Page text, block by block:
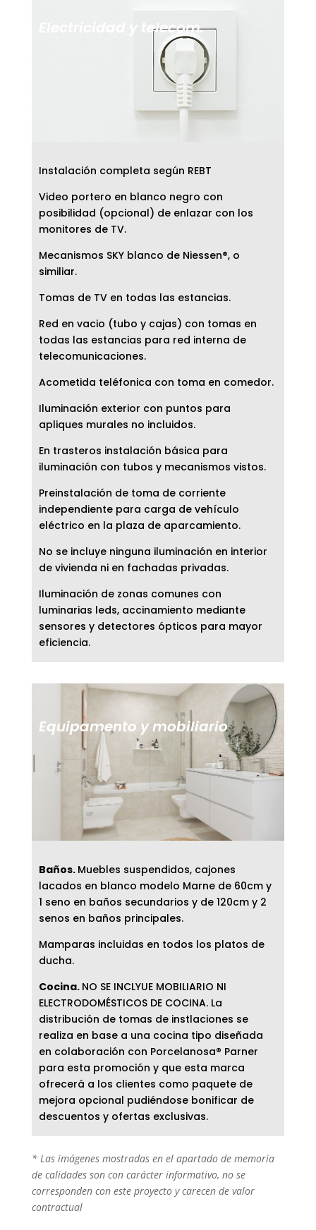
Electricidad y telecom.
Instalación completa según REBT
Video portero en blanco negro con
posibilidad (opcional) de enlazar con los
monitores de TV.
Mecanismos SKY blanco de Niessen®, o
similiar.
Tomas de TV en todas las estancias.
Red en vacio (tubo y cajas) con tomas en
todas las estancias para red interna de
telecomunicaciones.
Acometida teléfonica con toma en comedor.
Iluminación exterior con puntos para
apliques murales no incluidos.
En trasteros instalación básica para
iluminación con tubos y mecanismos vistos.
Preinstalación de toma de corriente
independiente para carga de vehículo
eléctrico en la plaza de aparcamiento.
No se incluye ninguna iluminación en interior
de vivienda ni en fachadas privadas.
Iluminación de zonas comunes con
luminarias leds, accinamiento mediante
sensores y detectores ópticos para mayor
eficiencia.
Equipamento y mobiliario
Baños. Muebles suspendidos, cajones
lacados en blanco modelo Marne de 60cm y
1 seno en baños secundarios y de 120cm y 2
senos en baños principales.
Mamparas incluidas en todos los platos de
ducha.
Cocina. NO SE INCLYUE MOBILIARIO NI
ELECTRODOMÉSTICOS DE COCINA. La
distribución de tomas de instlaciones se
realiza en base a una cocina tipo diseñada
en colaboración con Porcelanosa® Parner
para esta promoción y que esta marca
ofrecerá a los clientes como paquete de
mejora opcional pudiéndose bonificar de
descuentos y ofertas exclusivas.
* Las imágenes mostradas en el apartado de memoria
de calidades son con carácter informativo, no se
corresponden con este proyecto y carecen de valor
contractual